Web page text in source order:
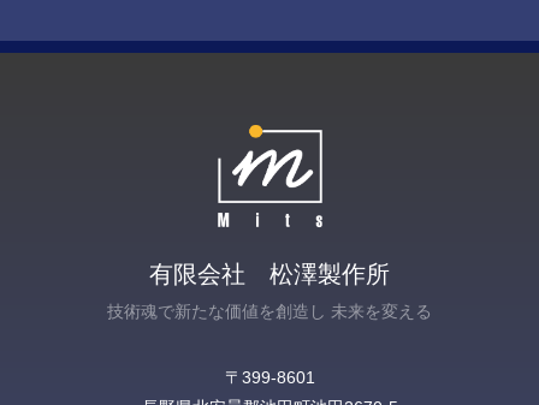
有限会社 松澤製作所
技術魂で新たな価値を創造し 未来を変える
〒399-8601